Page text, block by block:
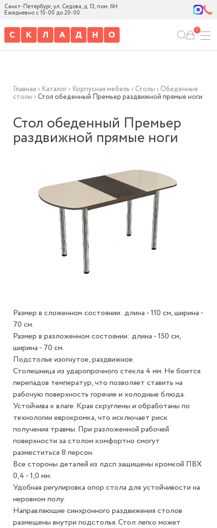
Санкт-Петербург, ул. Седова, д. 13, пом. 6Н
Ежедневно с 10-00 до 20-00
0
Главная › Каталог› Корпусная мебель › Столы › Обеденные
столы › Стол обеденный Премьер раздвижной прямые ноги
Стол обеденный Премьер
раздвижной прямые ноги
Размер в сложенном состоянии: длина - 110 см, ширина -
70 см.
Размер в разложенном состоянии: длина - 150 см,
ширина - 70 см.
Подстолье изогнутое, раздвижное.
Столешница из ударопрочного стекла 4 мм. Не боится
перепадов температур, что позволяет ставить на
рабочую поверхность горячие и холодные блюда.
Устойчива к влаге. Края скруглены и обработаны по
технологии еврокромка, что исключает риск
получения травмы. При разложенной рабочей
поверхности за столом комфортно смогут
разместиться 8 персон.
Все стороны деталей из лдсп защищены кромкой ПВХ
0,4 - 1,0 мм.
Удобная регулировка опор стола для устойчивости на
неровном полу.
Направляющие синхронного раздвижения столов
размещены внутри подстолья. Стол легко может